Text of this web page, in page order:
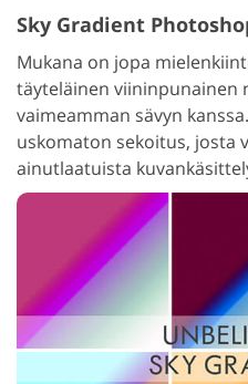
Sky Gradient
Mukana on jopa
täyteläinen viininpunainen
vaimeamman sävyn
uskomaton sekoitus, josta
ainutlaatuista